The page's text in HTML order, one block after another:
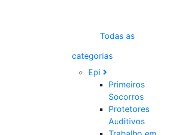
Todas as
categorias
Epi
Primeiros
Socorros
Protetores
Auditivos